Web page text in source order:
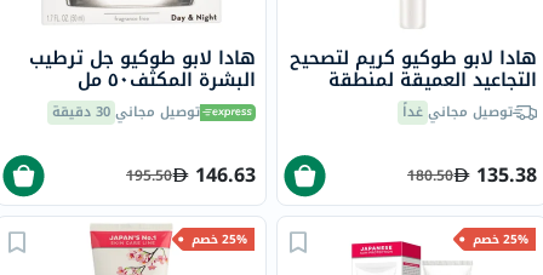
هادا لابو طوكيو كريم لتصحيح
التجاعيد العميقة لمنطقة
العين والفم 15 مل
توصيل مجانيغداً
135.38
180.50
هادا لابو طوكيو جل ترطيب
البشرة المكثف٥٠ مل
توصيل مجاني30 دقيقة
146.63
195.50
25% خصم 25% خصم